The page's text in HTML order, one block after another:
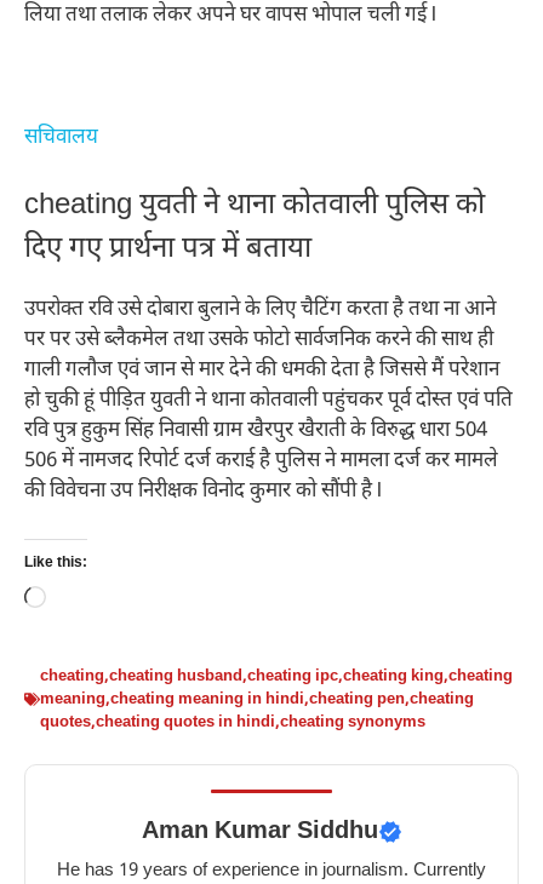
लिया तथा तलाक लेकर अपने घर वापस भोपाल चली गई l
सचिवालय
cheating युवती ने थाना कोतवाली पुलिस को
दिए गए प्रार्थना पत्र में बताया
उपरोक्त रवि उसे दोबारा बुलाने के लिए चैटिंग करता है तथा ना आने
पर पर उसे ब्लैकमेल तथा उसके फोटो सार्वजनिक करने की साथ ही
गाली गलौज एवं जान से मार देने की धमकी देता है जिससे मैं परेशान
हो चुकी हूं पीड़ित युवती ने थाना कोतवाली पहुंचकर पूर्व दोस्त एवं पति
रवि पुत्र हुकुम सिंह निवासी ग्राम खैरपुर खैराती के विरुद्ध धारा 504
506 में नामजद रिपोर्ट दर्ज कराई है पुलिस ने मामला दर्ज कर मामले
की विवेचना उप निरीक्षक विनोद कुमार को सौंपी है l
Like this:
Loading…
cheating,cheating husband,cheating ipc,cheating king,cheating
meaning,cheating meaning in hindi,cheating pen,cheating
quotes,cheating quotes in hindi,cheating synonyms
Aman Kumar Siddhu
He has 19 years of experience in journalism. Currently